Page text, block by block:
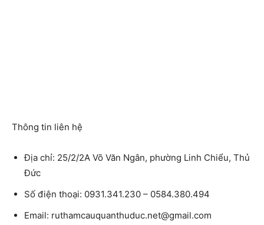
Thông tin liên hệ
Địa chỉ: 25/2/2A Võ Văn Ngân, phường Linh Chiểu, Thủ
Đức
Số điện thoại: 0931.341.230 – 0584.380.494
Email: ruthamcauquanthuduc.net@gmail.com